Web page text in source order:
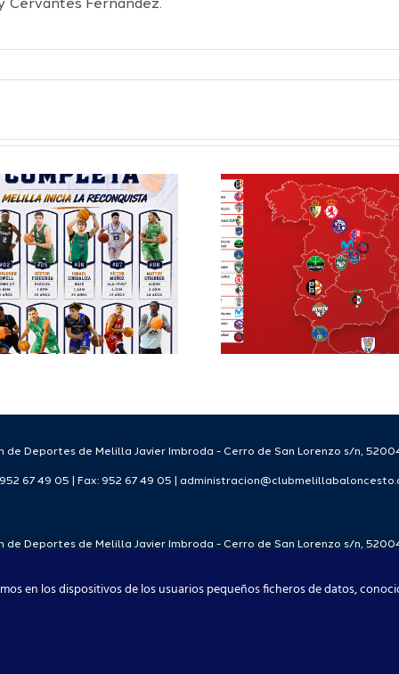
Cervantes Fernández.
Definidos el
grupo de
Segunda FEB y
la Copa España
FEB para el
Melilla Ciudad
del Deporte
Staff
de Deportes de Melilla Javier Imbroda - Cerro de San Lorenzo s/n,
67 49 05 | Fax: 952 67 49 05 |
de Deportes de Melilla Javier Imbroda - Cerro de San Lorenzo s/n,
en los dispositivos de los usuarios pequeños ficheros de datos,